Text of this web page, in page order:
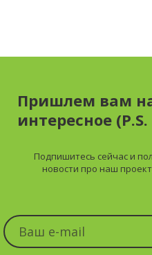
Пришлем вам
интересное
Подпишитесь сейчас и
новости про наш